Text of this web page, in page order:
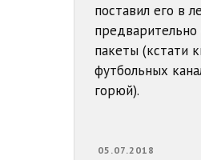
поставил его в
пакеты (кстати
футбольных
горюй).
05.07.2018